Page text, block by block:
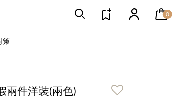
0
策
兩件洋裝(兩色)